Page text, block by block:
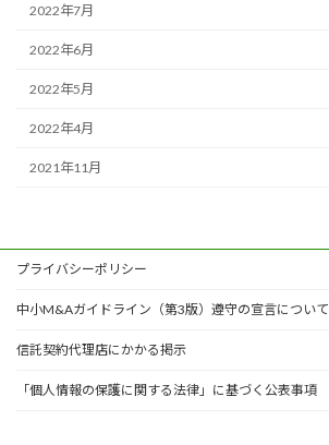
2022年7月
2022年6月
2022年5月
2022年4月
2021年11月
プライバシーポリシー
中小M&Aガイドライン（第3版）遵守の宣言について
信託契約代理店にかかる掲示
「個人情報の保護に関する法律」に基づく公表事項